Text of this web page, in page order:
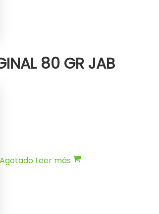
80 GR JAB
Agotado Leer más